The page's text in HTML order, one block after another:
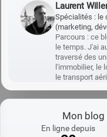
Laurent
Spécialités : le
(marketing,
Parcours : ce
le temps. J'ai
traversé des
l'immobilier, le
le transport
Mon blog
En ligne depuis